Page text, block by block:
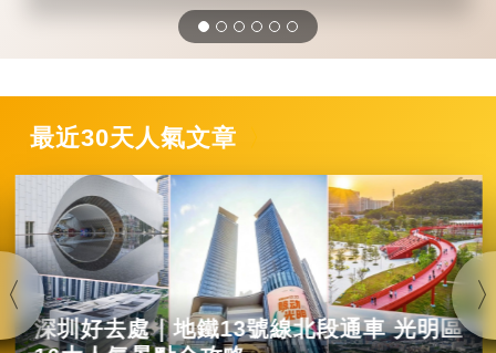
最近30天人氣文章
深圳好去處｜地鐵13號線北段通車 光明區